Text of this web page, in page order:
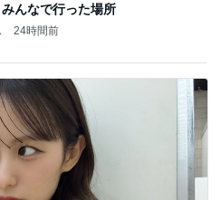
んなで行った場所
24時間前